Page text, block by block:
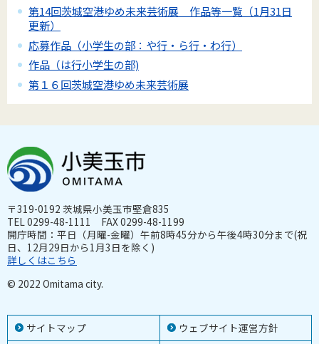
第14回茨城空港ゆめ未来芸術展 作品等一覧（1月31日
更新）
応募作品（小学生の部：や行・ら行・わ行）
作品（は行小学生の部)
第１６回茨城空港ゆめ未来芸術展
サイトマップ ウェブサイト運営方針
〒319-0192 茨城県小美玉市堅倉835
TEL 0299-48-1111 FAX 0299-48-1199
開庁時間：平日（月曜-金曜）午前8時45分から午後4時30分まで(祝
日、12月29日から1月3日を除く)
詳しくはこちら
© 2022 Omitama city.